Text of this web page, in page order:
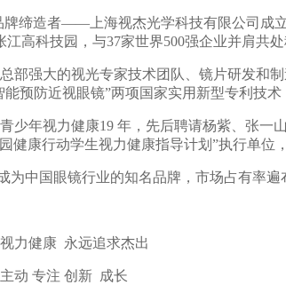
缔造者——上海视杰光学科技有限公司成立
高科技园，与37家世界500强企业并肩共处
强大的视光专家技术团队、镜片研发和制
能预防近视眼镜”两项国家实用新型专利技术
年视力健康19 年，先后聘请杨紫、张一
健康行动学生视力健康指导计划”执行单位
中国眼镜行业的知名品牌，市场占有率遍
力健康 永远追求杰出
动 专注 创新 成长